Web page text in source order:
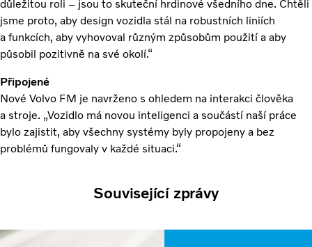
důležitou roli – jsou to skuteční hrdinové všedního dne. Chtěli
jsme proto, aby design vozidla stál na robustních liniích
a funkcích, aby vyhovoval různým způsobům použití a aby
působil pozitivně na své okolí.“
Připojené
Nové Volvo FM je navrženo s ohledem na interakci člověka
a stroje. „Vozidlo má novou inteligenci a součástí naší práce
bylo zajistit, aby všechny systémy byly propojeny a bez
problémů fungovaly v každé situaci.“
Související zprávy